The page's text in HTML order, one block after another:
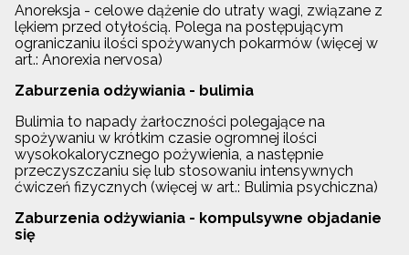
Anoreksja - celowe dążenie do utraty wagi, związane z
lękiem przed otyłością. Polega na postępującym
ograniczaniu ilości spożywanych pokarmów (więcej w
art.: Anorexia nervosa)
Zaburzenia odżywiania - bulimia
Bulimia to napady żarłoczności polegające na
spożywaniu w krótkim czasie ogromnej ilości
wysokokalorycznego pożywienia, a następnie
przeczyszczaniu się lub stosowaniu intensywnych
ćwiczeń fizycznych (więcej w art.: Bulimia psychiczna)
Zaburzenia odżywiania - kompulsywne objadanie
się